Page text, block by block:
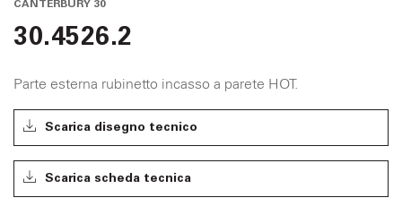
CANTERBURY 30
30.4526.2
Parte esterna rubinetto incasso a parete HOT.
Scarica disegno tecnico
Scarica scheda tecnica